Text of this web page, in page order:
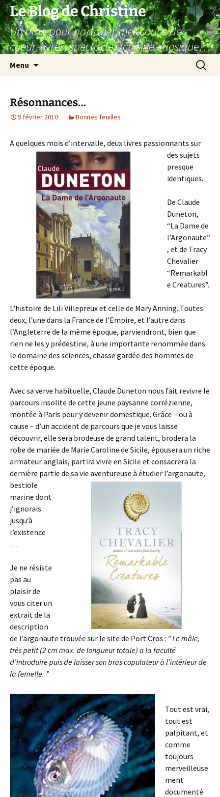
Aller
au
contenu
Le Blog de Christine
Un blog pour partager mes coups de
coeur, livres, spectacles, cuisine, musique…
Menu
Résonnances…
9 février 2010 Bonnes feuilles
A quelques mois d’intervalle, deux livres passionnants sur
des sujets
presque
identiques.
De Claude
Duneton,
“La Dame de
l’Argonaute”
, et de Tracy
Chevalier
“Remarkabl
e Creatures”.
L’histoire de Lili Villepreux et celle de Mary Anning. Toutes
deux, l’une dans la France de l’Empire, et l’autre dans
l’Angleterre de la même époque, parviendront, bien que
rien ne les y prédestine, à une importante renommée dans
le domaine des sciences, chasse gardée des hommes de
cette époque.
Avec sa verve habituelle, Claude Duneton nous fait revivre le
parcours insolite de cette jeune paysanne corrézienne,
montée à Paris pour y devenir domestique. Grâce – ou à
cause – d’un accident de parcours que je vous laisse
découvrir, elle sera brodeuse de grand talent, brodera la
robe de mariée de Marie Caroline de Sicile, épousera un riche
armateur anglais, partira vivre en Sicile et consacrera la
dernière partie de sa vie aventureuse à étudier l’argonaute,
bestiole
marine dont
j’ignorais
jusqu’à
l’existence
…
Je ne résiste
pas au
plaisir de
vous citer un
extrait de la
description
de l’argonaute trouvée sur le site de Port Cros : ” Le mâle,
très petit (2 cm max. de longueur totale) a la faculté
d’introduire puis de laisser son bras copulateur à l’intérieur de
la femelle. ”
Tout est vrai,
tout est
palpitant, et
comme
toujours
merveilleuse
ment
documenté